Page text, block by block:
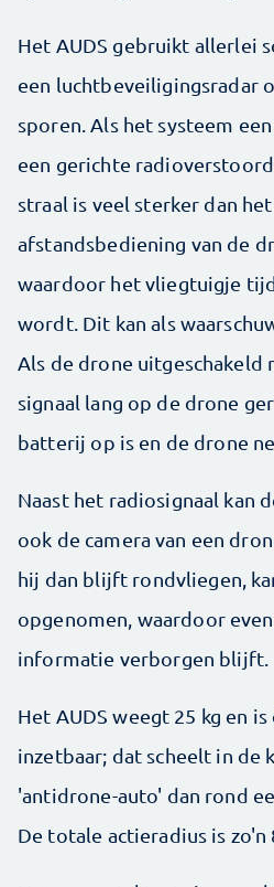
Het AUDS gebruikt allerlei
een luchtbeveiligingsradar
sporen. Als het systeem
een gerichte
straal is veel sterker dan
afstandsbediening van de
waardoor het vliegtuigje
wordt. Dit kan als
Als de drone uitgeschakeld
signaal lang op de drone
batterij op is en de drone
Naast het radiosignaal kan
ook de camera van een
hij dan blijft rondvliegen,
opgenomen, waardoor
informatie verborgen blijft.
Het AUDS weegt 25 kg en
inzetbaar; dat scheelt in de
'antidrone-auto' dan rond
De totale actieradius is zo'n